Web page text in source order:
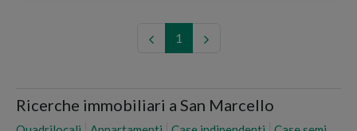
1
Ricerche immobiliari a San Marcello